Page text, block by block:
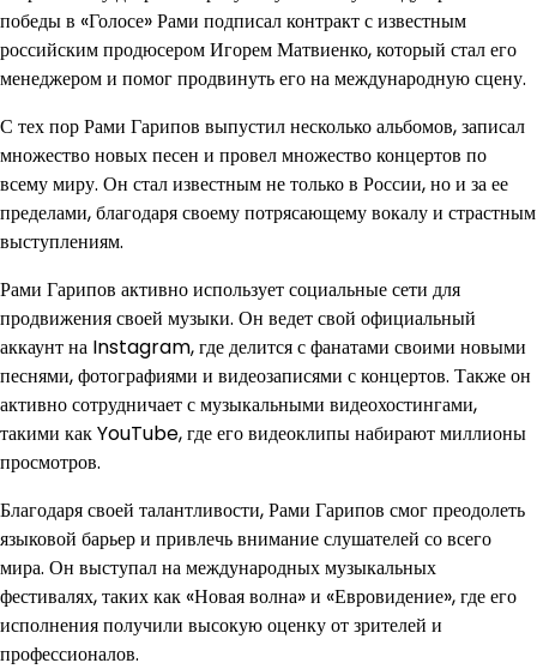
победы в «Голосе» Рами подписал контракт с известным
российским продюсером Игорем Матвиенко, который стал его
менеджером и помог продвинуть его на международную сцену.
С тех пор Рами Гарипов выпустил несколько альбомов, записал
множество новых песен и провел множество концертов по
всему миру. Он стал известным не только в России, но и за ее
пределами, благодаря своему потрясающему вокалу и страстным
выступлениям.
Рами Гарипов активно использует социальные сети для
продвижения своей музыки. Он ведет свой официальный
аккаунт на Instagram, где делится с фанатами своими новыми
песнями, фотографиями и видеозаписями с концертов. Также он
активно сотрудничает с музыкальными видеохостингами,
такими как YouTube, где его видеоклипы набирают миллионы
просмотров.
Благодаря своей талантливости, Рами Гарипов смог преодолеть
языковой барьер и привлечь внимание слушателей со всего
мира. Он выступал на международных музыкальных
фестивалях, таких как «Новая волна» и «Евровидение», где его
исполнения получили высокую оценку от зрителей и
профессионалов.